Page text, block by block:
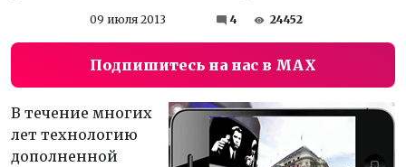
09 июля 2013 4 24452
Подпишитесь на нас в MAX
В течение многих
лет технологию
дополненной